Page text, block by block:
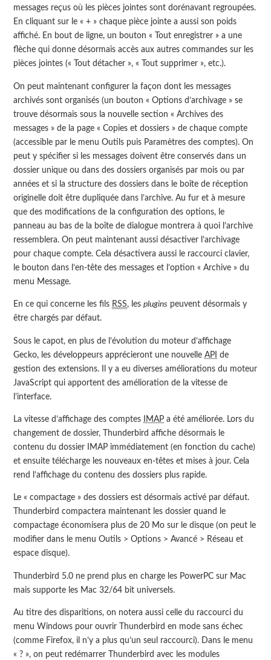
messages reçus où les pièces jointes sont dorénavant regroupées.
En cliquant sur le « + » chaque pièce jointe a aussi son poids
affiché. En bout de ligne, un bouton « Tout enregistrer » a une
flèche qui donne désormais accès aux autres commandes sur les
pièces jointes (« Tout détacher », « Tout supprimer », etc.).
On peut maintenant configurer la façon dont les messages
archivés sont organisés (un bouton « Options d’archivage » se
trouve désormais sous la nouvelle section « Archives des
messages » de la page « Copies et dossiers » de chaque compte
(accessible par le menu Outils puis Paramètres des comptes). On
peut y spécifier si les messages doivent être conservés dans un
dossier unique ou dans des dossiers organisés par mois ou par
années et si la structure des dossiers dans le boîte de réception
originelle doit être dupliquée dans l’archive. Au fur et à mesure
que des modifications de la configuration des options, le
panneau au bas de la boîte de dialogue montrera à quoi l’archive
ressemblera. On peut maintenant aussi désactiver l’archivage
pour chaque compte. Cela désactivera aussi le raccourci clavier,
le bouton dans l’en-tête des messages et l’option « Archive » du
menu Message.
En ce qui concerne les fils RSS, lesplugins peuvent désormais y
être chargés par défaut.
Sous le capot, en plus de l’évolution du moteur d’affichage
Gecko, les développeurs apprécieront une nouvelleAPI de
gestion des extensions. Il y a eu diverses améliorations du moteur
JavaScript qui apportent des amélioration de la vitesse de
l’interface.
La vitesse d’affichage des comptes IMAP a été améliorée. Lors du
changement de dossier, Thunderbird affiche désormais le
contenu du dossier IMAP immédiatement (en fonction du cache)
et ensuite télécharge les nouveaux en-têtes et mises à jour. Cela
rend l’affichage du contenu des dossiers plus rapide.
Le « compactage » des dossiers est désormais activé par défaut.
Thunderbird compactera maintenant les dossier quand le
compactage économisera plus de 20 Mo sur le disque (on peut le
modifier dans le menu Outils > Options > Avancé > Réseau et
espace disque).
Thunderbird 5.0 ne prend plus en charge les PowerPC sur Mac
mais supporte les Mac 32/64 bit universels.
Au titre des disparitions, on notera aussi celle du raccourci du
menu Windows pour ouvrir Thunderbird en mode sans échec
(comme Firefox, il n’y a plus qu’un seul raccourci). Dans le menu
« ? », on peut redémarrer Thunderbird avec les modules